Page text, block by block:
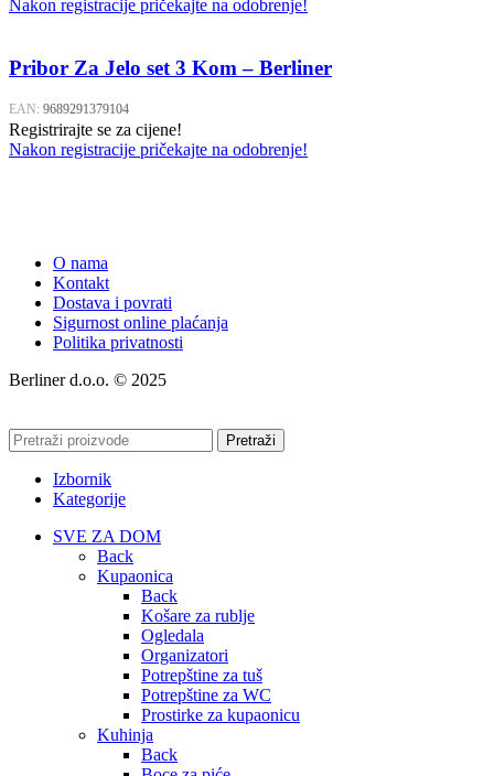
Nakon registracije pričekajte na odobrenje!
Pribor Za Jelo set 3 Kom – Berliner
EAN: 9689291379104
Registrirajte se za cijene!
Nakon registracije pričekajte na odobrenje!
O nama
Kontakt
Dostava i povrati
Sigurnost online plaćanja
Politika privatnosti
Berliner d.o.o. © 2025
Pretraži
Izbornik
Kategorije
SVE ZA DOM
Back
Kupaonica
Back
Košare za rublje
Ogledala
Organizatori
Potrepštine za tuš
Potrepštine za WC
Prostirke za kupaonicu
Kuhinja
Back